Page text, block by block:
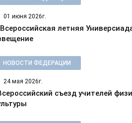
01 июня 2026г.
летняя
НОВОСТИ ФЕДЕРАЦИИ
24 мая 2026г.
съезд учителей